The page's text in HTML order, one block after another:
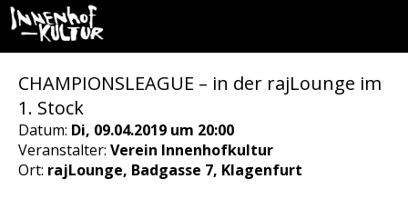
CHAMPIONSLEAGUE – in der rajLounge im
1. Stock
Datum: Di, 09.04.2019 um 20:00
Veranstalter: Verein Innenhofkultur
Ort: rajLounge, Badgasse 7, Klagenfurt